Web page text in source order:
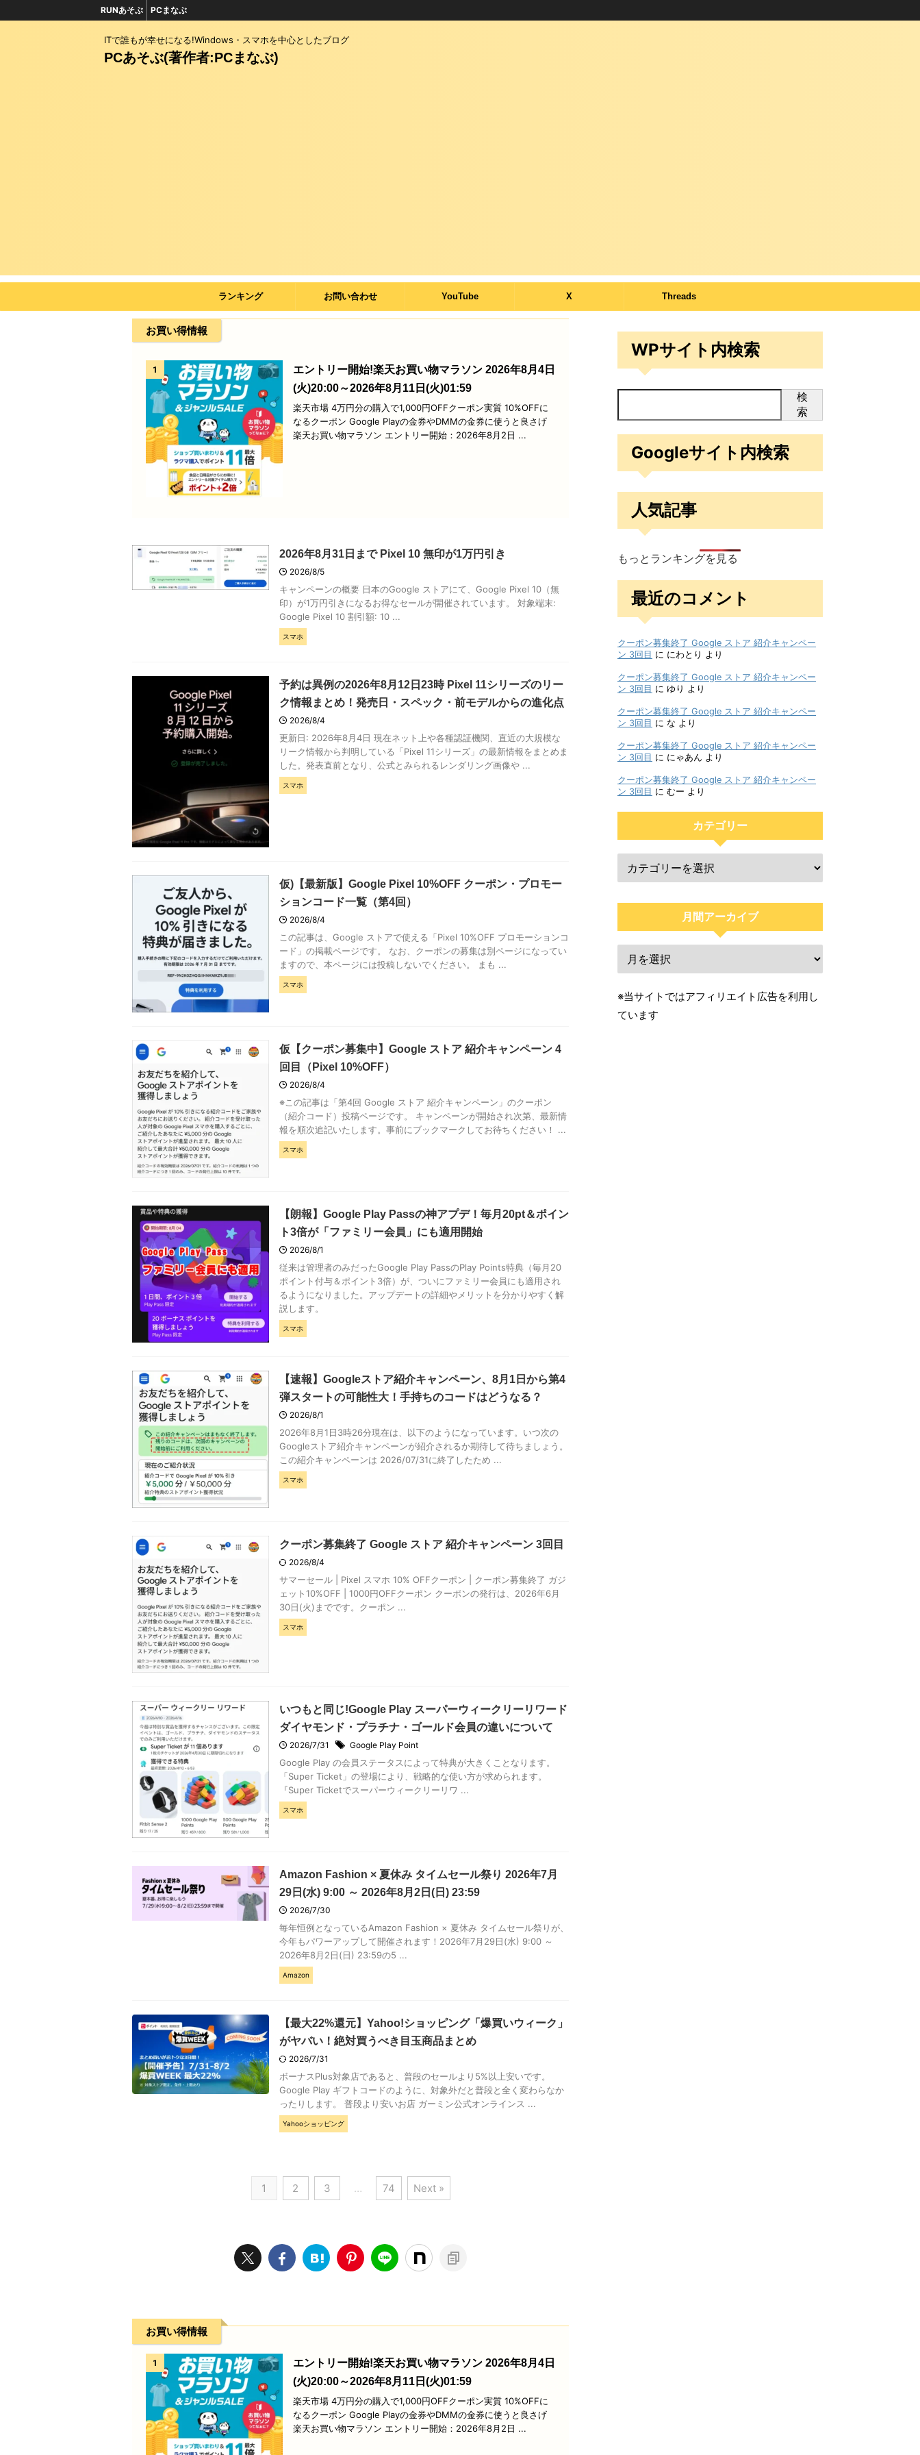
ITで誰もが幸せになる!Windows・スマホを中心としたブログ
PCあそぶ(著作者:PCまなぶ)
RUNあそぶ PCまなぶ
ランキング お問い合わせ YouTube X Threads
お買い得情報
1
エントリー開始!楽天お買い物マラソン 2026年8月4日
(火)20:00～2026年8月11日(火)01:59
楽天市場 4万円分の購入で1,000円OFFクーポン実質 10%OFFに
なるクーポン Google Playの金券やDMMの金券に使うと良さげ
楽天お買い物マラソン エントリー開始：2026年8月2日 ...
2026年8月31日まで Pixel 10 無印が1万円引き
2026/8/5
キャンペーンの概要 日本のGoogle ストアにて、Google Pixel 10（無
印）が1万円引きになるお得なセールが開催されています。 対象端末:
Google Pixel 10 割引額: 10 ...
スマホ
予約は異例の2026年8月12日23時 Pixel 11シリーズのリー
ク情報まとめ！発売日・スペック・前モデルからの進化点
2026/8/4
更新日: 2026年8月4日 現在ネット上や各種認証機関、直近の大規模な
リーク情報から判明している「Pixel 11シリーズ」の最新情報をまとめま
した。発表直前となり、公式とみられるレンダリング画像や ...
スマホ
仮)【最新版】Google Pixel 10%OFF クーポン・プロモー
ションコード一覧（第4回）
2026/8/4
この記事は、Google ストアで使える「Pixel 10%OFF プロモーションコ
ード」の掲載ページです。 なお、クーポンの募集は別ページになってい
ますので、本ページには投稿しないでください。 まも ...
スマホ
仮【クーポン募集中】Google ストア 紹介キャンペーン 4
回目（Pixel 10%OFF）
2026/8/4
※この記事は「第4回 Google ストア 紹介キャンペーン」のクーポン
（紹介コード）投稿ページです。 キャンペーンが開始され次第、最新情
報を順次追記いたします。事前にブックマークしてお待ちください！ ...
スマホ
【朗報】Google Play Passの神アプデ！毎月20pt＆ポイン
ト3倍が「ファミリー会員」にも適用開始
2026/8/1
従来は管理者のみだったGoogle Play PassのPlay Points特典（毎月20
ポイント付与＆ポイント3倍）が、ついにファミリー会員にも適用され
るようになりました。アップデートの詳細やメリットを分かりやすく解
説します。
スマホ
【速報】Googleストア紹介キャンペーン、8月1日から第4
弾スタートの可能性大！手持ちのコードはどうなる？
2026/8/1
2026年8月1日3時26分現在は、以下のようになっています。いつ次の
Googleストア紹介キャンペーンが紹介されるか期待して待ちましょう。
この紹介キャンペーンは 2026/07/31に終了したため ...
スマホ
クーポン募集終了 Google ストア 紹介キャンペーン 3回目
2026/8/4
サマーセール | Pixel スマホ 10% OFFクーポン | クーポン募集終了 ガジ
ェット10%OFF | 1000円OFFクーポン クーポンの発行は、2026年6月
30日(火)までです。クーポン ...
スマホ
いつもと同じ!Google Play スーパーウィークリーリワード
ダイヤモンド・プラチナ・ゴールド会員の違いについて
2026/7/31 Google Play Point
Google Play の会員ステータスによって特典が大きくことなります。
「Super Ticket」の登場により、戦略的な使い方が求められます。
『Super Ticketでスーパーウィークリーリワ ...
スマホ
Amazon Fashion × 夏休み タイムセール祭り 2026年7月
29日(水) 9:00 ～ 2026年8月2日(日) 23:59
2026/7/30
毎年恒例となっているAmazon Fashion × 夏休み タイムセール祭りが、
今年もパワーアップして開催されます！2026年7月29日(水) 9:00 ～
2026年8月2日(日) 23:59の5 ...
Amazon
【最大22%還元】Yahoo!ショッピング「爆買いウィーク」
がヤバい！絶対買うべき目玉商品まとめ
2026/7/31
ボーナスPlus対象店であると、普段のセールより5%以上安いです。
Google Play ギフトコードのように、対象外だと普段と全く変わらなか
ったりします。 普段より安いお店 ガーミン公式オンラインス ...
Yahooショッピング
1 2 3 … 74 Next »
お買い得情報
1
エントリー開始!楽天お買い物マラソン 2026年8月4日
(火)20:00～2026年8月11日(火)01:59
楽天市場 4万円分の購入で1,000円OFFクーポン実質 10%OFFに
なるクーポン Google Playの金券やDMMの金券に使うと良さげ
楽天お買い物マラソン エントリー開始：2026年8月2日 ...
WPサイト内検索
検
索
Googleサイト内検索
人気記事
もっとランキングを見る
最近のコメント
クーポン募集終了 Google ストア 紹介キャンペー
ン 3回目 に にわとり より
クーポン募集終了 Google ストア 紹介キャンペー
ン 3回目 に ゆり より
クーポン募集終了 Google ストア 紹介キャンペー
ン 3回目 に な より
クーポン募集終了 Google ストア 紹介キャンペー
ン 3回目 に にゃあん より
クーポン募集終了 Google ストア 紹介キャンペー
ン 3回目 に むー より
カテゴリー
月間アーカイブ
※当サイトではアフィリエイト広告を利用し
ています